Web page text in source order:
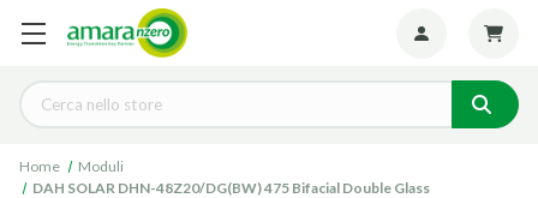
Cerca
Home
Moduli
DAH SOLAR DHN-48Z20/DG(BW) 475 Bifacial Double Glass